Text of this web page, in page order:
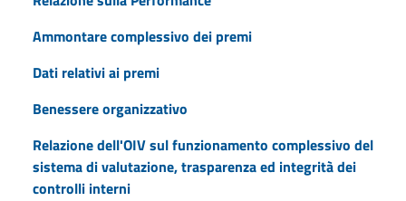
Ammontare complessivo dei premi
Dati relativi ai premi
Benessere organizzativo
Relazione dell'OIV sul funzionamento complessivo del
sistema di valutazione, trasparenza ed integrità dei
controlli interni